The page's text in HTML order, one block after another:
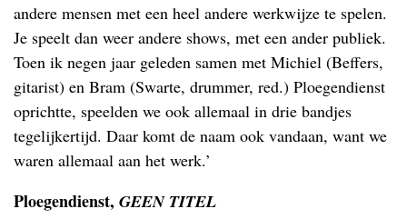
andere mensen met een heel andere werkwijze te spelen.
Je speelt dan weer andere shows, met een ander publiek.
Toen ik negen jaar geleden samen met Michiel (Beffers,
gitarist) en Bram (Swarte, drummer, red.) Ploegendienst
oprichtte, speelden we ook allemaal in drie bandjes
tegelijkertijd. Daar komt de naam ook vandaan, want we
waren allemaal aan het werk.’
Ploegendienst, GEEN TITEL